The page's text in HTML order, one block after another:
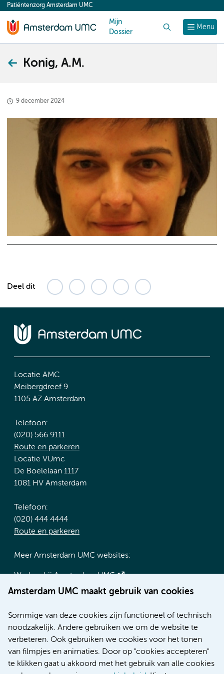
content
Menu
Patiëntenzorg Amsterdam UMC
Mijn
Dossier
Konig, A.M.
9 december 2024
Deel dit
Amsterdam UMC maakt gebruik van cookies
Sommige van deze cookies zijn functioneel of technisch
noodzakelijk. Andere gebruiken we om de website te
verbeteren. Ook gebruiken we cookies voor het tonen
van filmpjes en animaties. Door op "cookies accepteren"
te klikken gaat u akkoord met het gebruik van alle cookies
Locatie AMC
Meibergdreef 9
1105 AZ Amsterdam
Telefoon:
(020) 566 9111
Route en parkeren
Locatie VUmc
De Boelelaan 1117
1081 HV Amsterdam
Telefoon:
(020) 444 4444
Route en parkeren
Meer Amsterdam UMC websites:
Werken bij Amsterdam UMC
Over Amsterdam UMC
Research
Educatie locatie AMC
Educatie locatie VUmc